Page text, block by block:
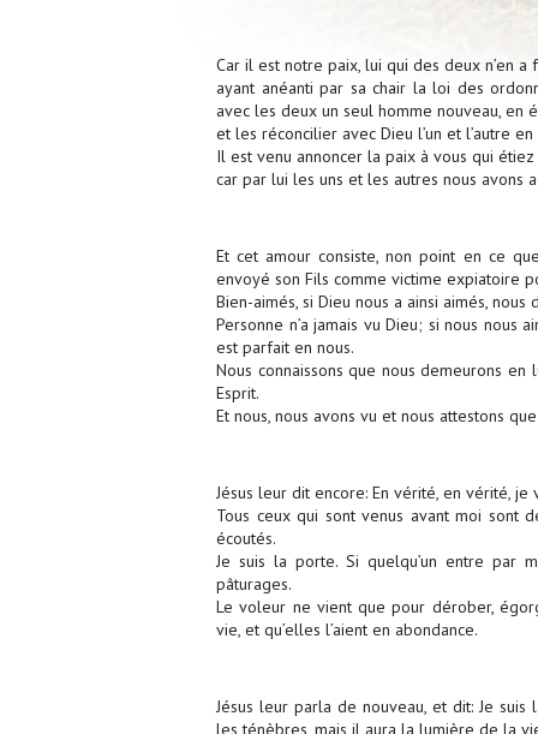
Car il est notre paix, lui qui des deux n’en a
ayant anéanti par sa chair la loi des
avec les deux un seul homme nouveau, en
et les réconcilier avec Dieu l’un et l’autre
Il est venu annoncer la paix à vous qui
car par lui les uns et les autres nous avons
Et cet amour consiste, non point en ce
envoyé son Fils comme victime expiatoire
Bien-aimés, si Dieu nous a ainsi aimés,
Personne n’a jamais vu Dieu; si nous nous
est parfait en nous.
Nous connaissons que nous demeurons
Esprit.
Et nous, nous avons vu et nous attestons
Jésus leur dit encore: En vérité, en vérité,
Tous ceux qui sont venus avant moi sont
écoutés.
Je suis la porte. Si quelqu’un entre
pâturages.
Le voleur ne vient que pour dérober,
vie, et qu’elles l’aient en abondance.
Jésus leur parla de nouveau, et dit: Je
les ténèbres, mais il aura la lumière de la